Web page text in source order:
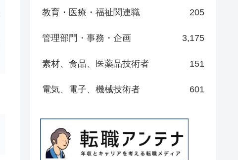
教育・医療・福祉関連職 205
管理部門・事務・企画 3,175
素材、食品、医薬品技術者 151
電気、電子、機械技術者 601